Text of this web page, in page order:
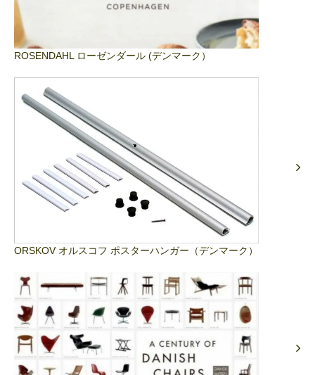
ROSENDAHL ローゼンダール (デンマーク）
ORSKOV オルスコフ ポスターハンガー（デンマーク）